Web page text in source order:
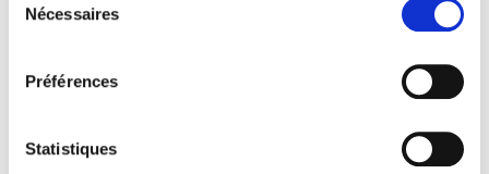
Nécessaires
Préférences
Statistiques
Réservé aux adhérents
Autres congés familiaux (DS 51-2)